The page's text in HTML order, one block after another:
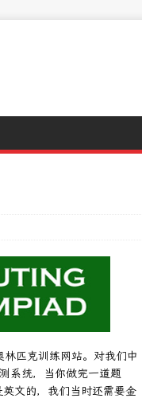
匹克训练网站。对我们中
系统，当你做完一道题
文的，我们当时还需要金